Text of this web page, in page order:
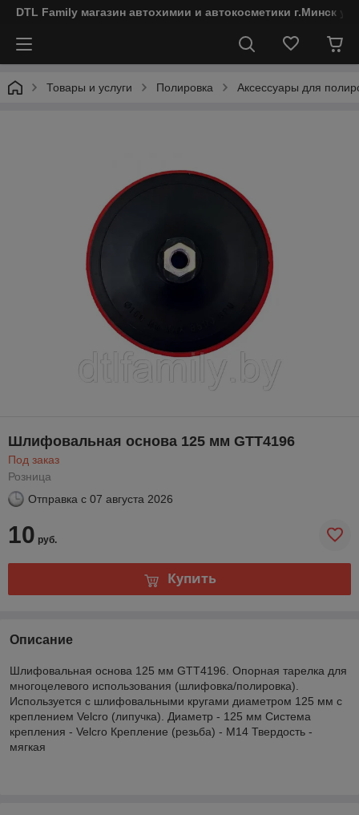
DTL Family магазин автохимии и автокосметики г.Минск
Товары и услуги Полировка Аксессуары для
Шлифовальная основа 125 мм GTT4196
Под заказ
Розница
Отправка с 07 августа 2026
10 руб.
Купить
Описание
Шлифовальная основа 125 мм GTT4196. Опорная тарелка для
многоцелевого использования (шлифовка/полировка).
Используется с шлифовальными кругами диаметром 125 мм с
креплением Velcro (липучка). Диаметр - 125 мм Система
крепления - Velcro Крепление (резьба) - М14 Твердость -
мягкая